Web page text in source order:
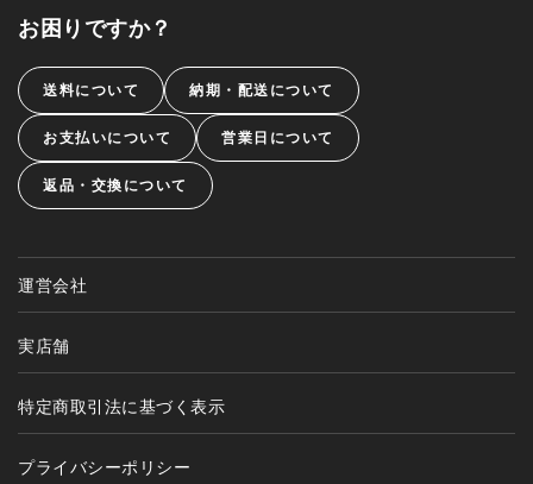
お困りですか？
送料について 納期・配送について
お支払いについて 営業日について
返品・交換について
運営会社
実店舗
特定商取引法に基づく表示
プライバシーポリシー